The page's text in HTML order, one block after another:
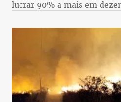
lucrar 90% a mais em